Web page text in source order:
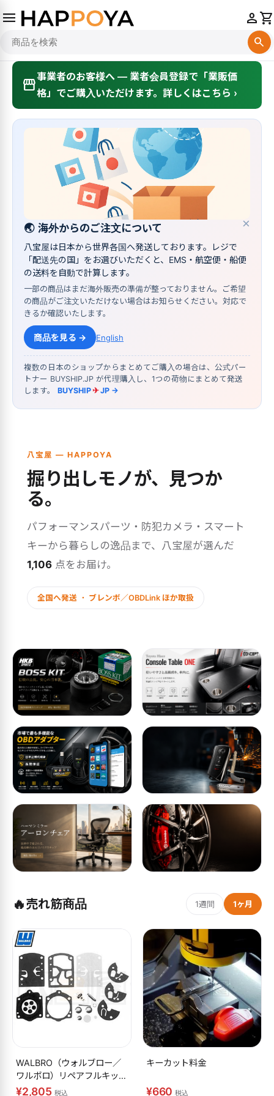
menu
search
personshopping_cart
storefront事業者のお客様へ — 業者会員登録で「業販価
格」でご購入いただけます。詳しくはこちら ›
×
🌏 海外からのご注文について
八宝屋は日本から世界各国へ発送しております。レジで
「配送先の国」をお選びいただくと、EMS・航空便・船便
の送料を自動で計算します。
一部の商品はまだ海外販売の準備が整っておりません。ご希望
の商品がご注文いただけない場合はお知らせください。対応で
きるか確認いたします。
商品を見る → English
複数の日本のショップからまとめてご購入の場合は、公式パー
トナー BUYSHIP.JP が代理購入し、1つの荷物にまとめて発送
します。 BUYSHIP✈JP →
八宝屋 — HAPPOYA
掘り出しモノが、見つか
る。
パフォーマンスパーツ・防犯カメラ・スマート
キーから暮らしの逸品まで、八宝屋が選んだ
1,106 点をお届け。
全国へ発送 ・ ブレンボ／OBDLink ほか取扱
🔥売れ筋商品 1週間 1ヶ月
WALBRO（ウォルブロー／
ワルボロ）リペアフルキット
K10-WB
¥2,805 税込
キーカット料金
¥660税込